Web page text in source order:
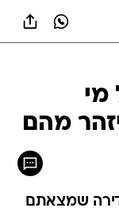
מי
מהם
שמצאתם